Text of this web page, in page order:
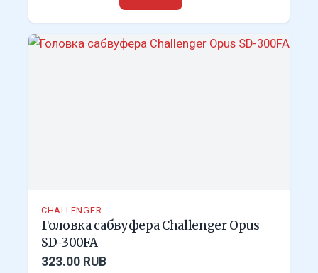
CHALLENGER
Головка сабвуфера Challenger Opus
SD-300FA
323.00 RUB